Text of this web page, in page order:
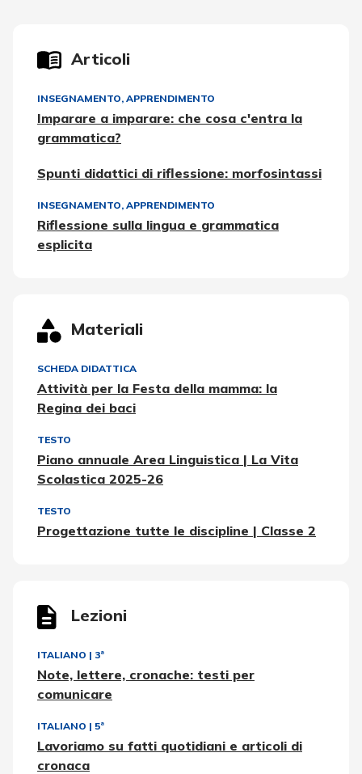
Articoli
INSEGNAMENTO, APPRENDIMENTO
Imparare a imparare: che cosa c'entra la
grammatica?
Spunti didattici di riflessione: morfosintassi
INSEGNAMENTO, APPRENDIMENTO
Riflessione sulla lingua e grammatica
esplicita
Materiali
SCHEDA DIDATTICA
Attività per la Festa della mamma: la
Regina dei baci
TESTO
Piano annuale Area Linguistica | La Vita
Scolastica 2025-26
TESTO
Progettazione tutte le discipline | Classe 2
Lezioni
ITALIANO | 3ª
Note, lettere, cronache: testi per
comunicare
ITALIANO | 5ª
Lavoriamo su fatti quotidiani e articoli di
cronaca